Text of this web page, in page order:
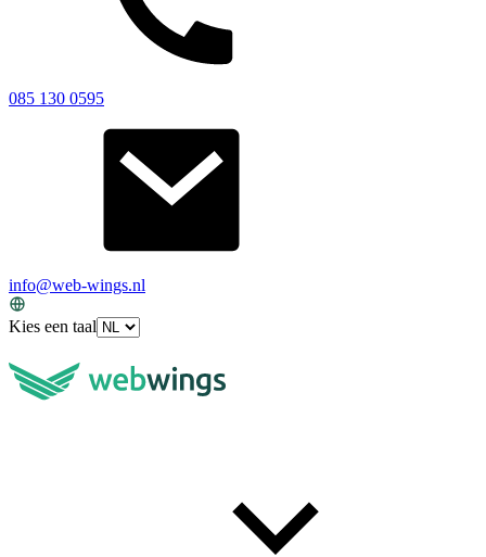
085 130 0595
info@web-wings.nl
Kies een taal